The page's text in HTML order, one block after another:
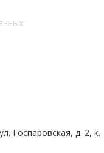
Госпаровская, д. 2, к.